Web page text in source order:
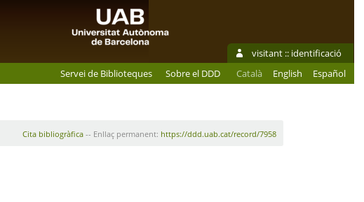
visitant :: identificació
Servei de Biblioteques Sobre el DDD Català English Español
Cita bibliogràfica-- Enllaç permanent: https://ddd.uab.cat/record/7958